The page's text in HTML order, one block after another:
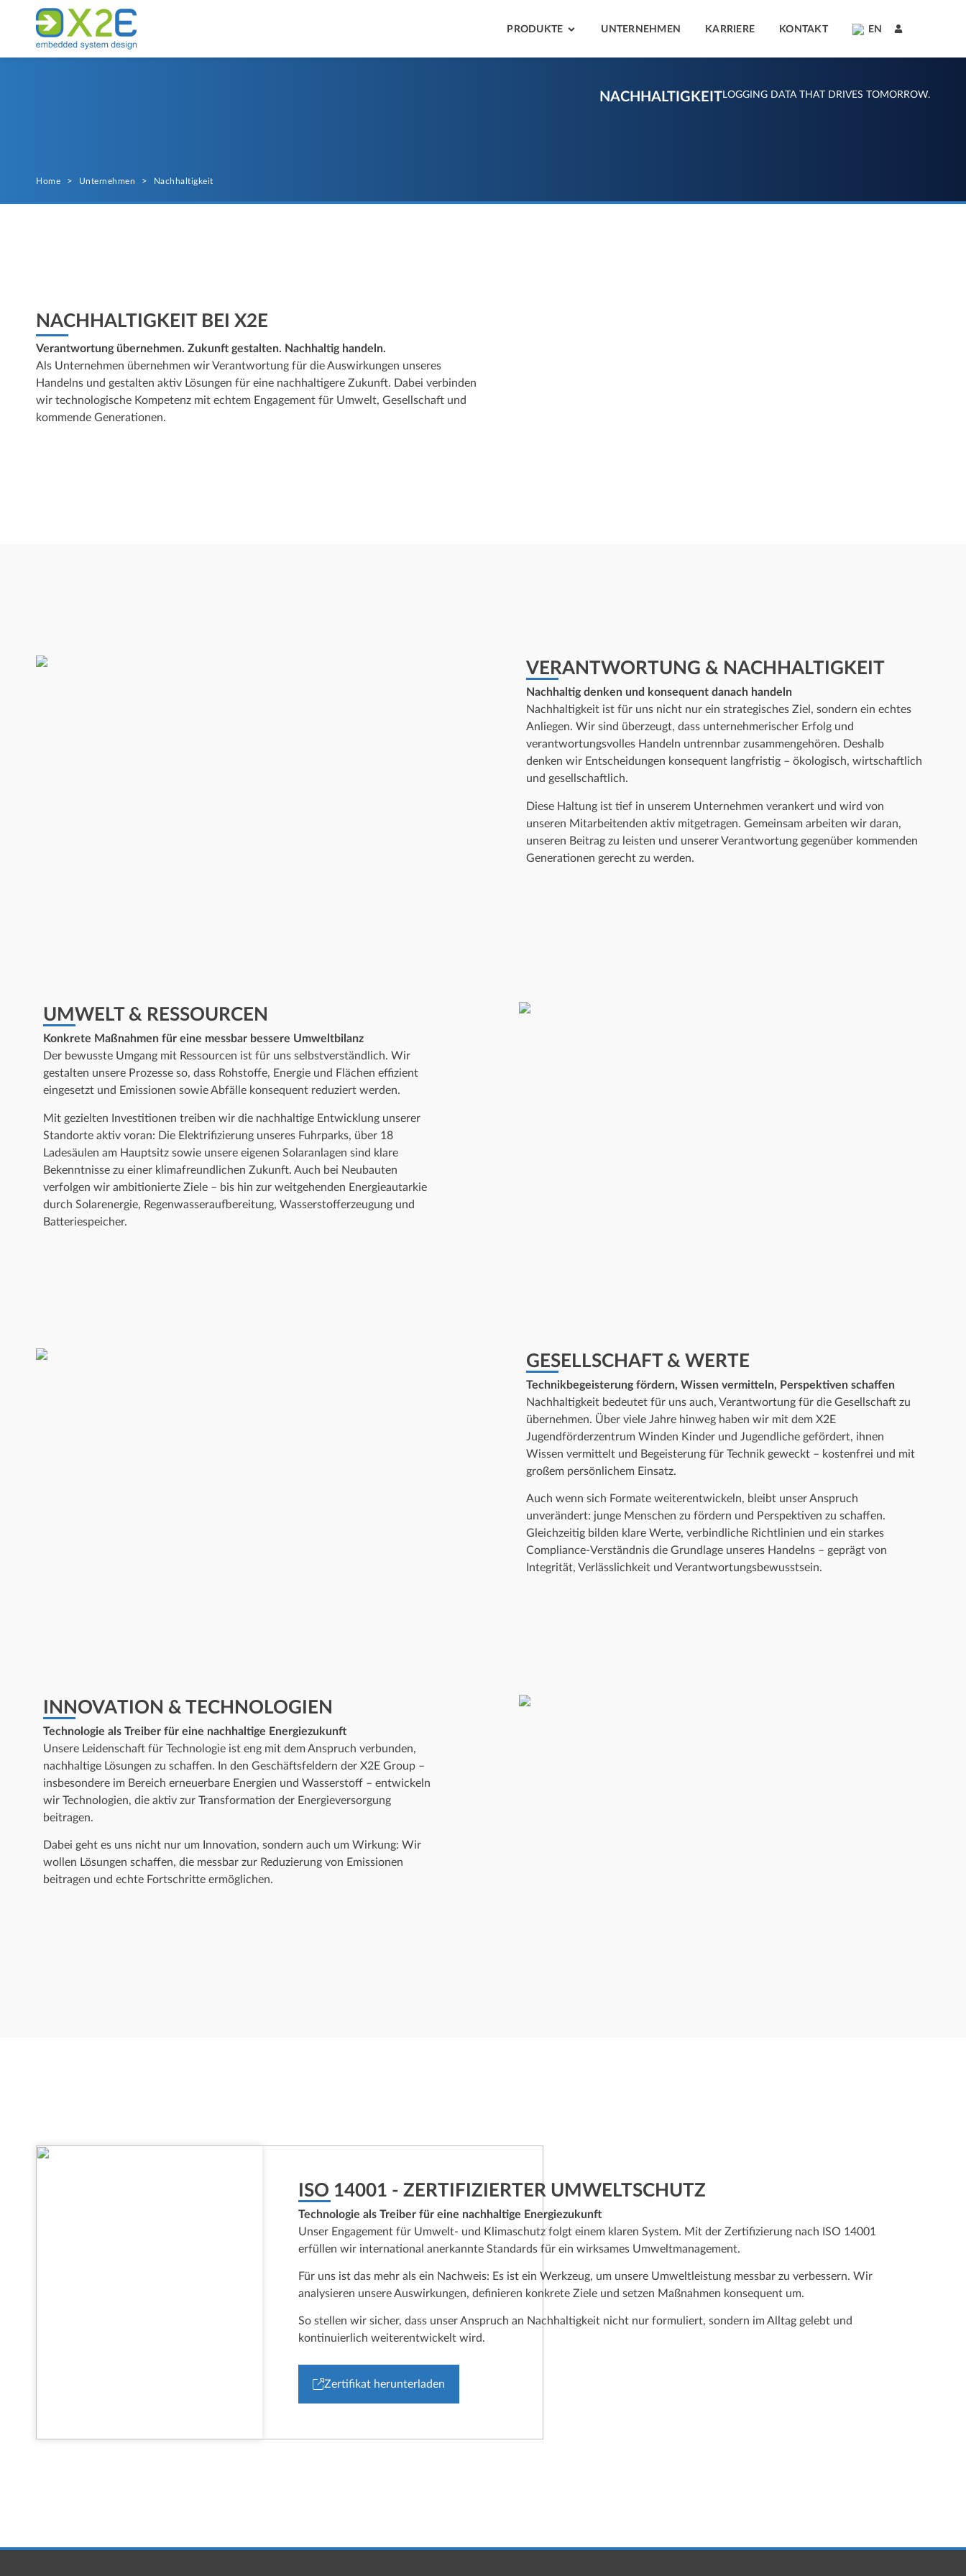
PRODUKTE UNTERNEHMEN KARRIERE KONTAKT EN
LOGGING DATA THAT DRIVES TOMORROW.
NACHHALTIGKEIT
Home > Unternehmen > Nachhaltigkeit
NACHHALTIGKEIT BEI X2E
Verantwortung übernehmen. Zukunft gestalten. Nachhaltig handeln.
Als Unternehmen übernehmen wir Verantwortung für die Auswirkungen unseres
Handelns und gestalten aktiv Lösungen für eine nachhaltigere Zukunft. Dabei verbinden
wir technologische Kompetenz mit echtem Engagement für Umwelt, Gesellschaft und
kommende Generationen.
VERANTWORTUNG & NACHHALTIGKEIT
Nachhaltig denken und konsequent danach handeln
Nachhaltigkeit ist für uns nicht nur ein strategisches Ziel, sondern ein echtes
Anliegen. Wir sind überzeugt, dass unternehmerischer Erfolg und
verantwortungsvolles Handeln untrennbar zusammengehören. Deshalb
denken wir Entscheidungen konsequent langfristig – ökologisch, wirtschaftlich
und gesellschaftlich.
Diese Haltung ist tief in unserem Unternehmen verankert und wird von
unseren Mitarbeitenden aktiv mitgetragen. Gemeinsam arbeiten wir daran,
unseren Beitrag zu leisten und unserer Verantwortung gegenüber kommenden
Generationen gerecht zu werden.
UMWELT & RESSOURCEN
Konkrete Maßnahmen für eine messbar bessere Umweltbilanz
Der bewusste Umgang mit Ressourcen ist für uns selbstverständlich. Wir
gestalten unsere Prozesse so, dass Rohstoffe, Energie und Flächen effizient
eingesetzt und Emissionen sowie Abfälle konsequent reduziert werden.
Mit gezielten Investitionen treiben wir die nachhaltige Entwicklung unserer
Standorte aktiv voran: Die Elektrifizierung unseres Fuhrparks, über 18
Ladesäulen am Hauptsitz sowie unsere eigenen Solaranlagen sind klare
Bekenntnisse zu einer klimafreundlichen Zukunft. Auch bei Neubauten
verfolgen wir ambitionierte Ziele – bis hin zur weitgehenden Energieautarkie
durch Solarenergie, Regenwasseraufbereitung, Wasserstofferzeugung und
Batteriespeicher.
GESELLSCHAFT & WERTE
Technikbegeisterung fördern, Wissen vermitteln, Perspektiven schaffen
Nachhaltigkeit bedeutet für uns auch, Verantwortung für die Gesellschaft zu
übernehmen. Über viele Jahre hinweg haben wir mit dem X2E
Jugendförderzentrum Winden Kinder und Jugendliche gefördert, ihnen
Wissen vermittelt und Begeisterung für Technik geweckt – kostenfrei und mit
großem persönlichem Einsatz.
Auch wenn sich Formate weiterentwickeln, bleibt unser Anspruch
unverändert: junge Menschen zu fördern und Perspektiven zu schaffen.
Gleichzeitig bilden klare Werte, verbindliche Richtlinien und ein starkes
Compliance-Verständnis die Grundlage unseres Handelns – geprägt von
Integrität, Verlässlichkeit und Verantwortungsbewusstsein.
INNOVATION & TECHNOLOGIEN
Technologie als Treiber für eine nachhaltige Energiezukunft
Unsere Leidenschaft für Technologie ist eng mit dem Anspruch verbunden,
nachhaltige Lösungen zu schaffen. In den Geschäftsfeldern der X2E Group –
insbesondere im Bereich erneuerbare Energien und Wasserstoff – entwickeln
wir Technologien, die aktiv zur Transformation der Energieversorgung
beitragen.
Dabei geht es uns nicht nur um Innovation, sondern auch um Wirkung: Wir
wollen Lösungen schaffen, die messbar zur Reduzierung von Emissionen
beitragen und echte Fortschritte ermöglichen.
ISO 14001 - ZERTIFIZIERTER UMWELTSCHUTZ
Technologie als Treiber für eine nachhaltige Energiezukunft
Unser Engagement für Umwelt- und Klimaschutz folgt einem klaren System. Mit der Zertifizierung nach ISO 14001
erfüllen wir international anerkannte Standards für ein wirksames Umweltmanagement.
Für uns ist das mehr als ein Nachweis: Es ist ein Werkzeug, um unsere Umweltleistung messbar zu verbessern. Wir
analysieren unsere Auswirkungen, definieren konkrete Ziele und setzen Maßnahmen konsequent um.
So stellen wir sicher, dass unser Anspruch an Nachhaltigkeit nicht nur formuliert, sondern im Alltag gelebt und
kontinuierlich weiterentwickelt wird.
Zertifikat herunterladen